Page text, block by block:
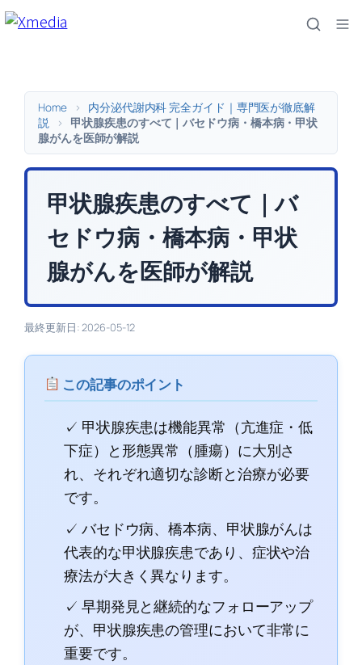
内
Home >
内分泌代謝内科 完全ガイド｜専門医が徹底解
説
>
甲状腺疾患のすべて｜バセドウ病・橋本病・甲状
腺がんを医師が解説
甲状腺疾患のすべて｜バ
セドウ病・橋本病・甲状
腺がんを医師が解説
最終更新日: 2026-05-12
この記事のポイント
✓ 甲状腺疾患は機能異常（亢進症・低
下症）と形態異常（腫瘍）に大別さ
れ、それぞれ適切な診断と治療が必要
です。
✓ バセドウ病、橋本病、甲状腺がんは
代表的な甲状腺疾患であり、症状や治
療法が大きく異なります。
✓ 早期発見と継続的なフォローアップ
が、甲状腺疾患の管理において非常に
重要です。